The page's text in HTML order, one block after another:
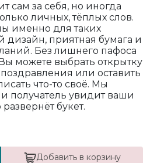
сам за себя, но иногда
личных, тёплых слов.
именно для таких
приятная бумага и
Без лишнего пафоса
можете выбрать открытку
или оставить
что-то своё. Мы
получатель увидит ваши
букет.
Добавить в корзину